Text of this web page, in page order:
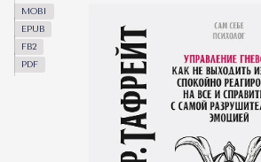
MOBI
EPUB
FB2
PDF